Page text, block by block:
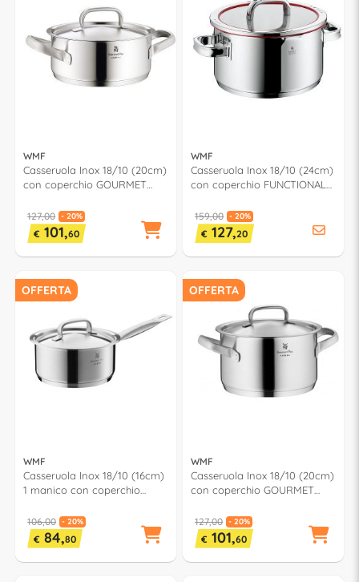
WMF
Casseruola Inox 18/10 (20cm)
con coperchio GOURMET
127,00 - 20%
€ 101,60
WMF
Casseruola Inox 18/10 (24cm)
con coperchio FUNCTIONAL
159,00 - 20%
€ 127,20
OFFERTA
WMF
Casseruola Inox 18/10 (16cm)
1 manico con coperchio
106,00 - 20%
€ 84,80
OFFERTA
WMF
Casseruola Inox 18/10 (20cm)
con coperchio GOURMET
127,00 - 20%
€ 101,60